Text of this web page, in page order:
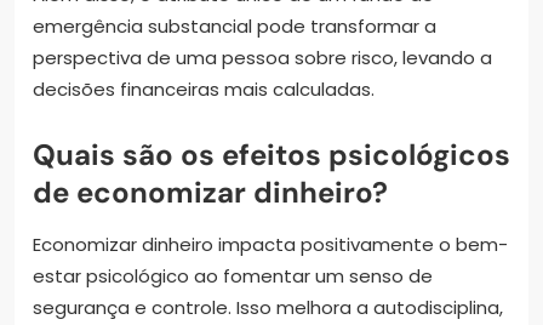
emergência substancial pode transformar a
perspectiva de uma pessoa sobre risco, levando a
decisões financeiras mais calculadas.
Quais são os efeitos psicológicos
de economizar dinheiro?
Economizar dinheiro impacta positivamente o bem-
estar psicológico ao fomentar um senso de
segurança e controle. Isso melhora a autodisciplina,